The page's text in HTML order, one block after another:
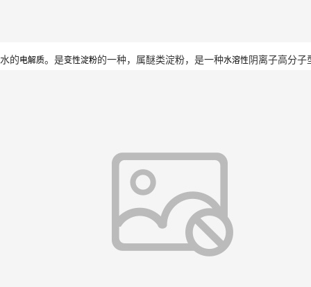
水的电解质。是变性淀粉的一种，属醚类淀粉，是一种水溶性阴离子高分子